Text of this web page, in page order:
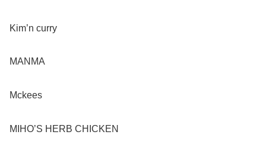
Kim’n curry
MANMA
Mckees
MIHO’S HERB CHICKEN